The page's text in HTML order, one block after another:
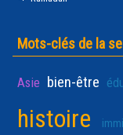
Mots-clés de la
Asie bien-être
histoire